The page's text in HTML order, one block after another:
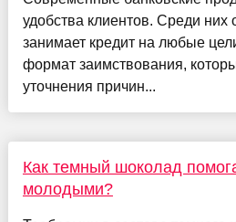
удобства клиентов. Среди них
занимает кредит на любые
формат заимствования,
уточнения причин...
Как темный шоколад
молодыми?